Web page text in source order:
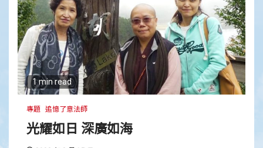
1 min read
專題 追憶了意法師
光耀如日 深廣如海